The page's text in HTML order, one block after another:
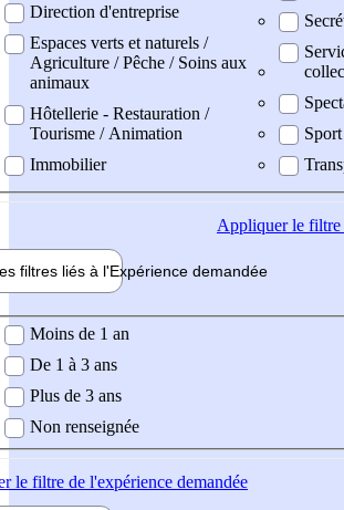
Direction d'entreprise
Espaces verts et naturels /
Agriculture / Pêche / Soins aux
animaux
Hôtellerie - Restauration /
Tourisme / Animation
Immobilier
Sport
Appliquerle filtre
filtres liés à l'Expérience demandée
demandée
Moins de 1 an
De 1 à 3 ans
Plus de 3 ans
Non renseignée
le filtre de l'expérience demandée